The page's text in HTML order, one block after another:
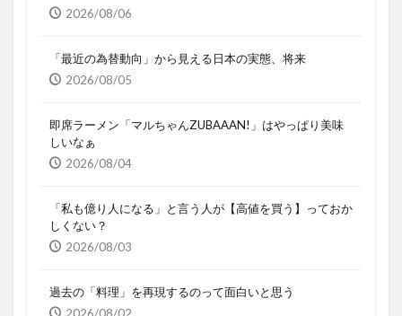
2026/08/06
「最近の為替動向」から見える日本の実態、将来
2026/08/05
即席ラーメン「マルちゃんZUBAAAN!」はやっぱり美味
しいなぁ
2026/08/04
「私も億り人になる」と言う人が【高値を買う】っておか
しくない？
2026/08/03
過去の「料理」を再現するのって面白いと思う